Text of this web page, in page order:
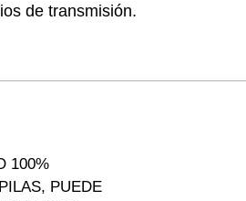
de transmisión.
100%
PUEDE